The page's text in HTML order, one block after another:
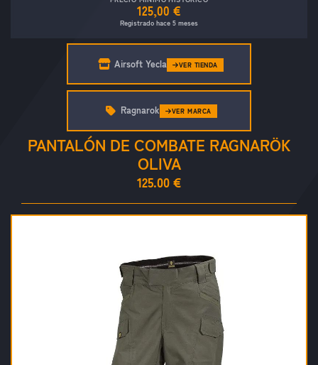
125,00 €
Registrado hace 5 meses
Airsoft Yecla VER TIENDA
PANTALÓN DE COMBATE RAGNARÖK
OLIVA
125.00 €
Ragnarok VER MARCA